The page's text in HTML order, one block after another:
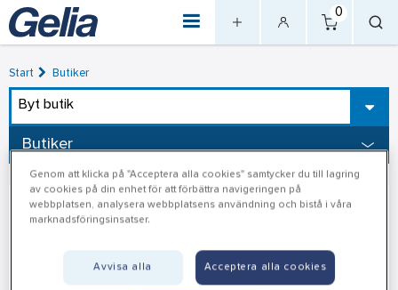
0
Start Butiker
Byt butik
Butiker
Genom att klicka på "Acceptera alla cookies" samtycker du till lagring
av cookies på din enhet för att förbättra navigeringen på
webbplatsen, analysera webbplatsens användning och bistå i våra
marknadsföringsinsatser.
Avvisa alla Acceptera alla cookies